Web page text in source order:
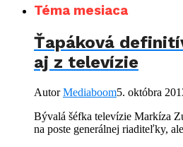
Téma mesiaca
Ťapáková
aj z televízie
AutorMediaboom5. októbra
Bývalá šéfka televízie Markíza
na poste generálnej riaditeľky,